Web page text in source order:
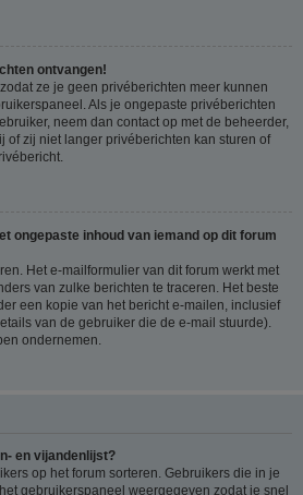
ontvangen!
ze je geen privéberichten meer kunnen
Als je ongepaste privéberichten
neem dan contact op met de beheerder,
of zij niet langer privéberichten kan sturen of
ongepaste inhoud van iemand op dit forum
Het e-mailformulier van dit forum werkt met
van zulke berichten te traceren. Het beste
een kopie van het bericht e-mailen, inclusief
van de gebruiker die de e-mail stuurde).
ondernemen.
en vijandenlijst?
op het forum sorteren. Gebruikers die in je
gebruikerspaneel weergegeven zodat je snel